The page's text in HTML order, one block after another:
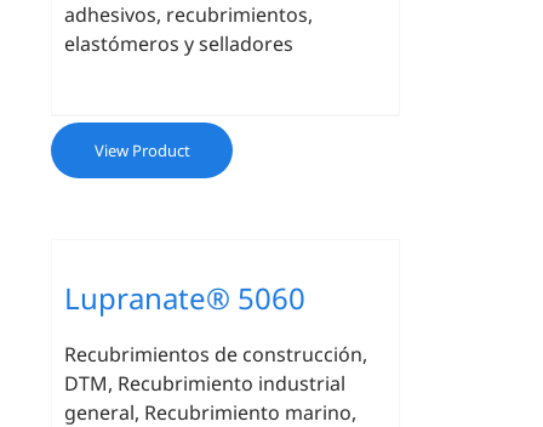
adhesivos, recubrimientos,
elastómeros y selladores
View Product
Lupranate® 5060
Recubrimientos de construcción,
DTM, Recubrimiento industrial
general, Recubrimiento marino,